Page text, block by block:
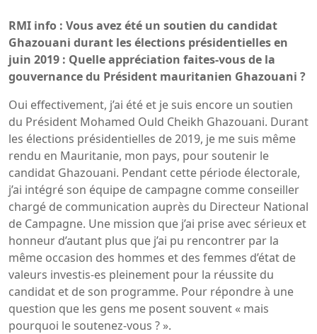
RMI info : Vous avez été un soutien du candidat
Ghazouani durant les élections présidentielles en
juin 2019 : Quelle appréciation faites-vous de la
gouvernance du Président mauritanien Ghazouani ?
Oui effectivement, j’ai été et je suis encore un soutien
du Président Mohamed Ould Cheikh Ghazouani. Durant
les élections présidentielles de 2019, je me suis même
rendu en Mauritanie, mon pays, pour soutenir le
candidat Ghazouani. Pendant cette période électorale,
j’ai intégré son équipe de campagne comme conseiller
chargé de communication auprès du Directeur National
de Campagne. Une mission que j’ai prise avec sérieux et
honneur d’autant plus que j’ai pu rencontrer par la
même occasion des hommes et des femmes d’état de
valeurs investis-es pleinement pour la réussite du
candidat et de son programme. Pour répondre à une
question que les gens me posent souvent « mais
pourquoi le soutenez-vous ? ».